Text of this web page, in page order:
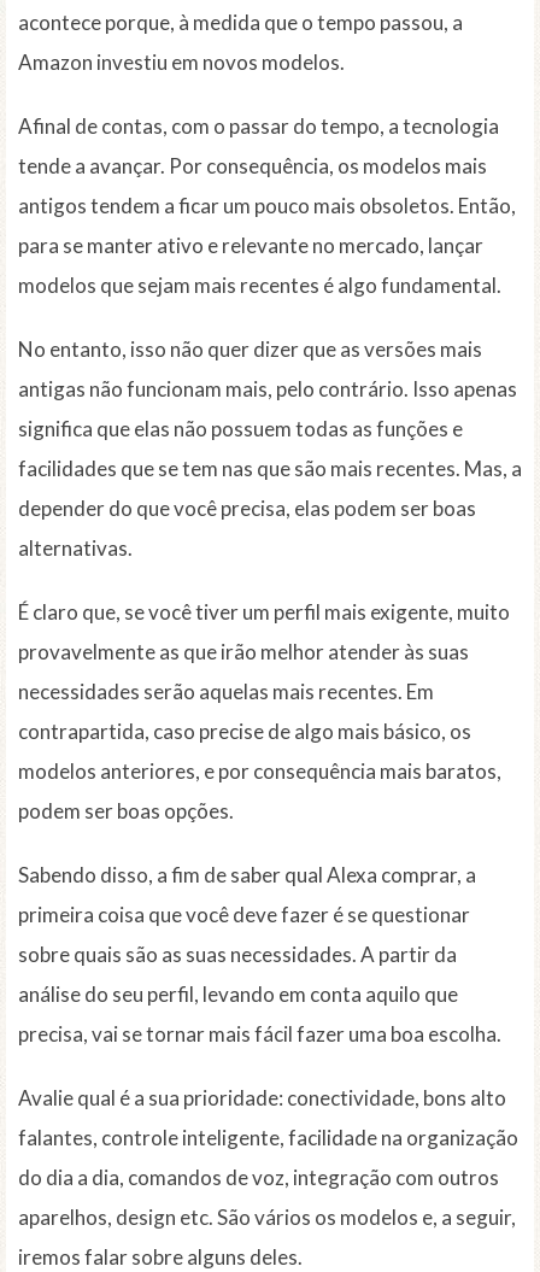
acontece porque, à medida que o tempo passou, a
Amazon investiu em novos modelos.
Afinal de contas, com o passar do tempo, a tecnologia
tende a avançar. Por consequência, os modelos mais
antigos tendem a ficar um pouco mais obsoletos. Então,
para se manter ativo e relevante no mercado, lançar
modelos que sejam mais recentes é algo fundamental.
No entanto, isso não quer dizer que as versões mais
antigas não funcionam mais, pelo contrário. Isso apenas
significa que elas não possuem todas as funções e
facilidades que se tem nas que são mais recentes. Mas, a
depender do que você precisa, elas podem ser boas
alternativas.
É claro que, se você tiver um perfil mais exigente, muito
provavelmente as que irão melhor atender às suas
necessidades serão aquelas mais recentes. Em
contrapartida, caso precise de algo mais básico, os
modelos anteriores, e por consequência mais baratos,
podem ser boas opções.
Sabendo disso, a fim de saber qual Alexa comprar, a
primeira coisa que você deve fazer é se questionar
sobre quais são as suas necessidades. A partir da
análise do seu perfil, levando em conta aquilo que
precisa, vai se tornar mais fácil fazer uma boa escolha.
Avalie qual é a sua prioridade: conectividade, bons alto
falantes, controle inteligente, facilidade na organização
do dia a dia, comandos de voz, integração com outros
aparelhos, design etc. São vários os modelos e, a seguir,
iremos falar sobre alguns deles.